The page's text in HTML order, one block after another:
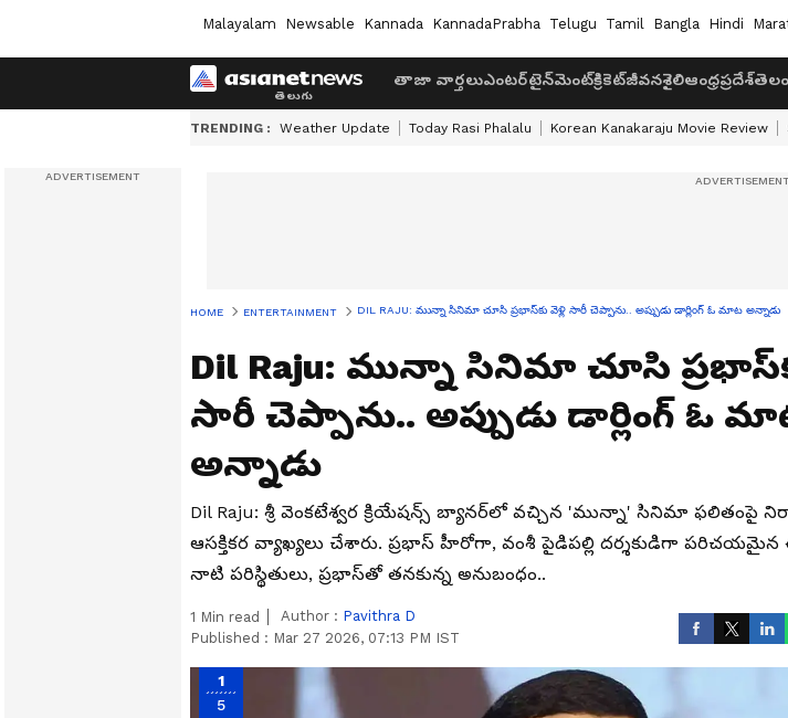
Malayalam Newsable Kannada KannadaPrabha Telugu Tamil Bangla Hindi
తాజా వార్తలుఎంటర్‌టైన్‌మెంట్క్రికెట్జీవనశైలిఆంధ్రప్రదేశ్
TRENDING : Weather Update Today Rasi Phalalu Korean Kanakaraju Movie Review
HOME ENTERTAINMENT DIL RAJU: మున్నా సినిమా చూసి ప్రభాస్‌కు వెళ్లి సారీ చెప్పాను.. అప్పుడు డార్లింగ్ ఓ మాట అన్నాడు
Dil Raju: మున్నా సినిమా చూసి
సారీ చెప్పాను.. అప్పుడు డార్లింగ్ ఓ
అన్నాడు
Dil Raju: శ్రీ వెంకటేశ్వర క్రియేషన్స్ బ్యానర్‌లో వచ్చిన 'మున్నా' సినిమా ఫలితంపై
ఆసక్తికర వ్యాఖ్యలు చేశారు. ప్రభాస్ హీరోగా, వంశీ పైడిపల్లి దర్శకుడిగా
నాటి పరిస్థితులు, ప్రభాస్‌తో తనకున్న అనుబంధం..
1 Min read Author : Pavithra D
Published : Mar 27 2026, 07:13 PM IST
1
5